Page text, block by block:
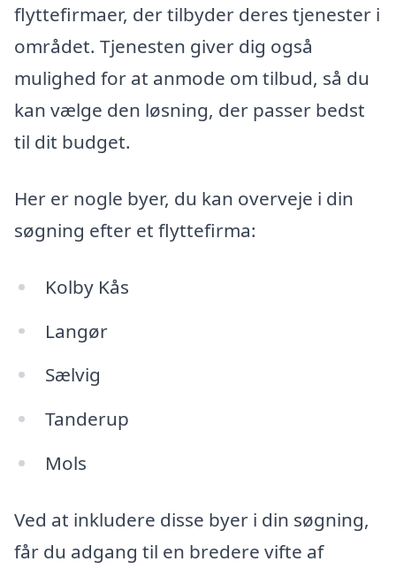
flyttefirmaer, der tilbyder deres tjenester i
området. Tjenesten giver dig også
mulighed for at anmode om tilbud, så du
kan vælge den løsning, der passer bedst
til dit budget.
Her er nogle byer, du kan overveje i din
søgning efter et flyttefirma:
Kolby Kås
Langør
Sælvig
Tanderup
Mols
Ved at inkludere disse byer i din søgning,
får du adgang til en bredere vifte af